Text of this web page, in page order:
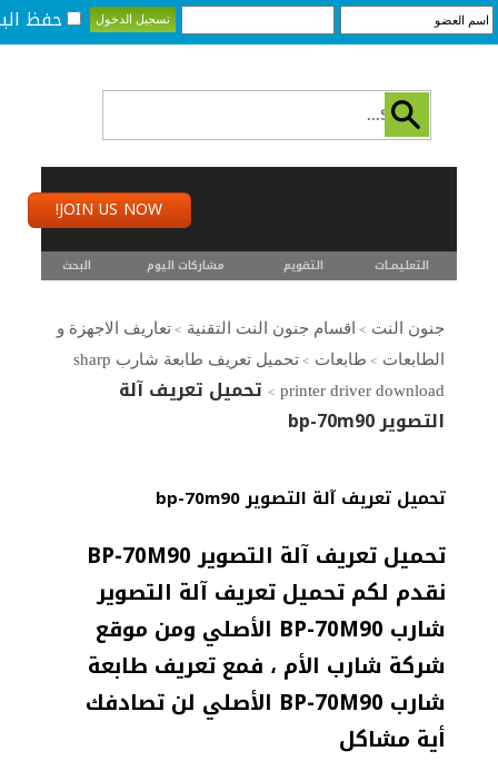
حفظ
JOIN US NOW!
التعليمـــات التقويم مشاركات اليوم البحث
جنون النت > اقسام جنون النت التقنية > تعاريف الاجهزة و
الطابعات > طابعات >
تحميل تعريف طابعة شارب sharp
printer driver download
> تحميل تعريف آلة
التصوير bp-70m90
تحميل تعريف آلة التصوير bp-70m90
تحميل تعريف آلة التصوير BP-70M90
نقدم لكم تحميل تعريف آلة التصوير
شارب BP-70M90 الأصلي ومن موقع
شركة شارب الأم ، فمع تعريف طابعة
شارب BP-70M90 الأصلي لن تصادفك
أية مشاكل